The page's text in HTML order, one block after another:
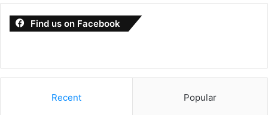
Find us on Facebook
Recent Popular